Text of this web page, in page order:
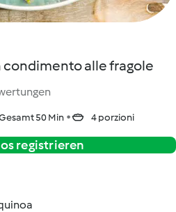
condimento alle fragole
50 Min 4 porzioni
registrieren